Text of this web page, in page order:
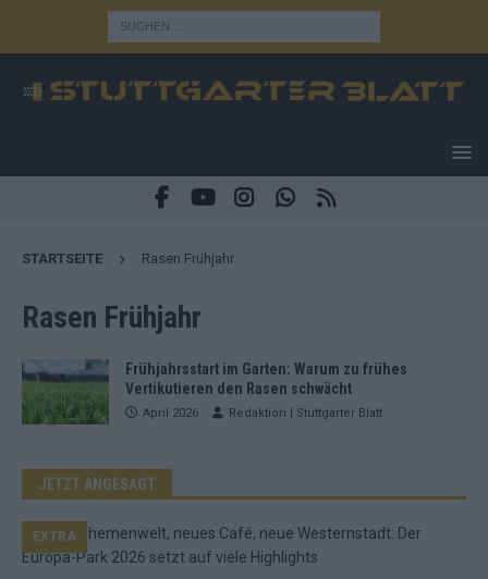
STARTSEITE Rasen Frühjahr
Rasen Frühjahr
Frühjahrsstart im Garten: Warum zu frühes
Vertikutieren den Rasen schwächt
April 2026 Redaktion | Stuttgarter Blatt
JETZT ANGESAGT
EXTRA